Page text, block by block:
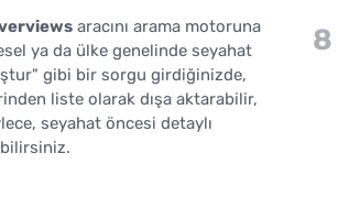
aracını arama motoruna
ya da ülke genelinde seyahat
gibi bir sorgu girdiğinizde,
liste olarak dışa aktarabilir,
seyahat öncesi detaylı
8